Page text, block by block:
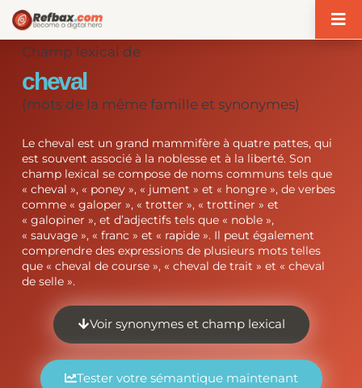
Champ lexical de
cheval
(mots de la même famille et synonymes)
Le cheval est un grand mammifère à quatre pattes, qui
est souvent associé à la noblesse et à la liberté. Son
champ lexical se compose de noms communs tels que
« cheval », « poney », « jument » et « hongre », de verbes
comme « galoper », « trotter », « trottiner » et
« galopiner », et d’adjectifs tels que « noble »,
« sauvage », « franc » et « rapide ». Il peut également
comprendre des expressions de plusieurs mots telles
que « cheval de course », « cheval de trait » et « cheval
de selle ».
Voir synonymes et champ lexical
Tester votre sémantique maintenant
Panneau de gestion des cookies